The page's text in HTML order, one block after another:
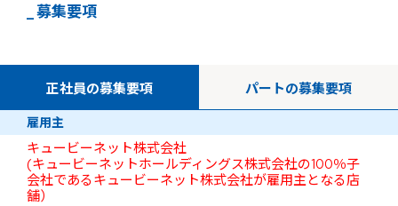
_ 募集要項
正社員の募集要項 パートの募集要項
雇用主
キュービーネット株式会社
(キュービーネットホールディングス株式会社の100％子
会社であるキュービーネット株式会社が雇用主となる店
舗）